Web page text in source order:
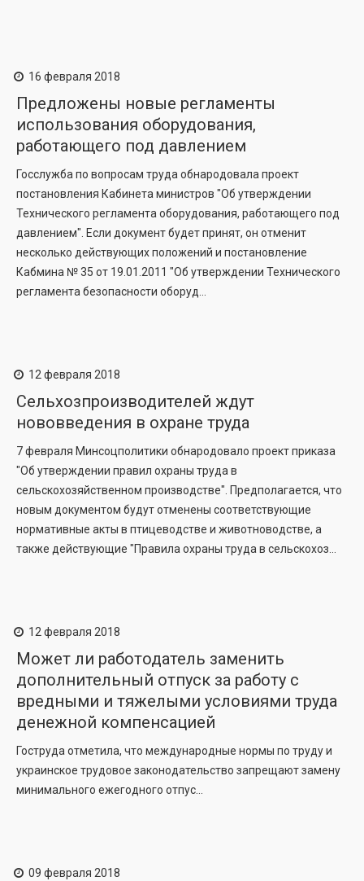
16 февраля 2018
Предложены новые регламенты
использования оборудования,
работающего под давлением
Госслужба по вопросам труда обнародовала проект
постановления Кабинета министров "Об утверждении
Технического регламента оборудования, работающего под
давлением". Если документ будет принят, он отменит
несколько действующих положений и постановление
Кабмина № 35 от 19.01.2011 "Об утверждении Технического
регламента безопасности оборуд...
12 февраля 2018
Сельхозпроизводителей ждут
нововведения в охране труда
7 февраля Минсоцполитики обнародовало проект приказа
"Об утверждении правил охраны труда в
сельскохозяйственном производстве". Предполагается, что
новым документом будут отменены соответствующие
нормативные акты в птицеводстве и животноводстве, а
также действующие "Правила охраны труда в сельскохоз...
12 февраля 2018
Может ли работодатель заменить
дополнительный отпуск за работу с
вредными и тяжелыми условиями труда
денежной компенсацией
Гоструда отметила, что международные нормы по труду и
украинское трудовое законодательство запрещают замену
минимального ежегодного отпус...
09 февраля 2018